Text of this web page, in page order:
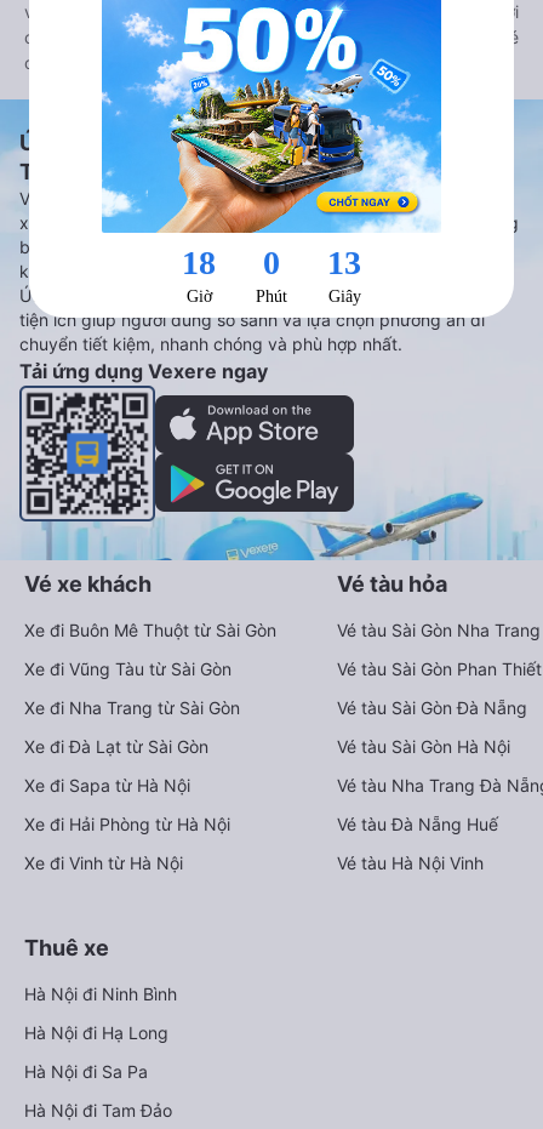
và tàu hoả. Hệ thống của Goyolo được liên kết trực tiếp với
các hãng máy bay, xe khách và tàu hoả, luôn đảm bảo có vé
cho bạn di chuyển.
Ứng dụng đặt vé Xe khách, Máy bay,
Tàu hoả và Thuê xe
Vexere - ứng dụng đặt vé đa phương tiện với hơn 3000+ nhà
xe chất lượng cao, 5000+ tuyến đường toàn quốc, tất cả hãng
bay và hãng tàu cùng dịch vụ thuê xe máy, xe du lịch phủ
khắp các tỉnh thành tại Việt Nam.
Ứng dụng hiển thị thông tin đầy đủ, minh bạch cùng vô vàn
tiện ích giúp người dùng so sánh và lựa chọn phương án di
chuyển tiết kiệm, nhanh chóng và phù hợp nhất.
Tải ứng dụng Vexere ngay
Vé xe khách
Xe đi Buôn Mê Thuột từ Sài Gòn
Xe đi Vũng Tàu từ Sài Gòn
Xe đi Nha Trang từ Sài Gòn
Xe đi Đà Lạt từ Sài Gòn
Xe đi Sapa từ Hà Nội
Xe đi Hải Phòng từ Hà Nội
Xe đi Vinh từ Hà Nội
Vé tàu hỏa
Vé tàu Sài Gòn Nha Trang
Vé tàu Sài Gòn Phan Thiết
Vé tàu Sài Gòn Đà Nẵng
Vé tàu Sài Gòn Hà Nội
Vé tàu Nha Trang Đà
Vé tàu Đà Nẵng Huế
Vé tàu Hà Nội Vinh
Thuê xe
Hà Nội đi Ninh Bình
Hà Nội đi Hạ Long
Hà Nội đi Sa Pa
Hà Nội đi Tam Đảo